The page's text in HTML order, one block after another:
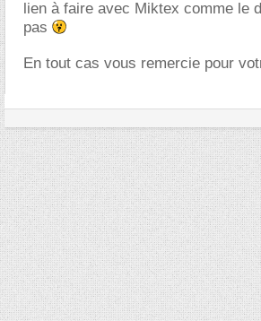
lien à faire avec Miktex comme le
pas
En tout cas vous remercie pour